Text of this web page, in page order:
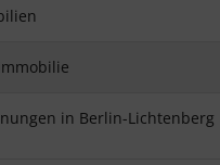
in Berlin-Lichtenberg